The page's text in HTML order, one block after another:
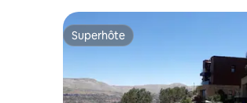
Superhôte
Superhôte